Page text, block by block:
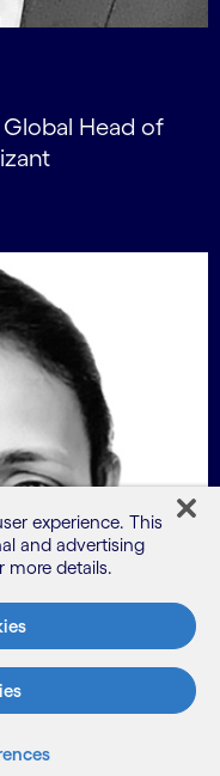
Head of
experience. This
and advertising
more details.